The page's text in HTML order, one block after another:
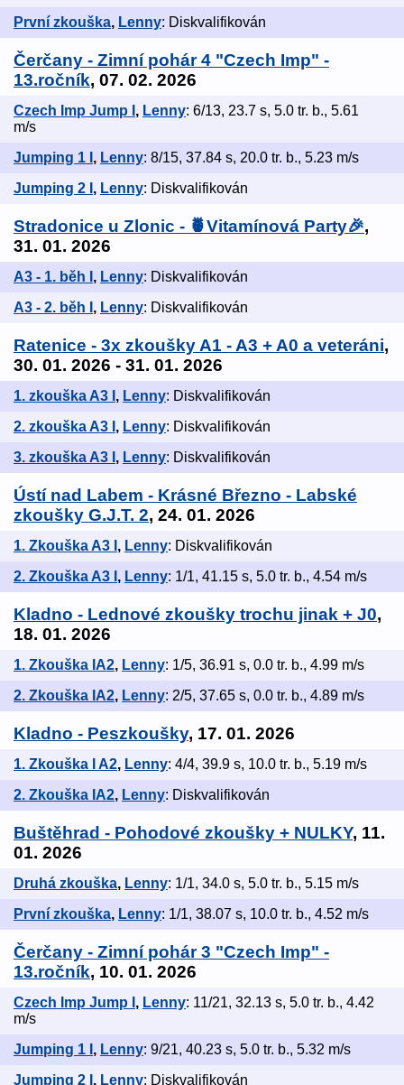
První zkouška, Lenny: Diskvalifikován
Čerčany - Zimní pohár 4 "Czech Imp" -
13.ročník, 07. 02. 2026
Czech Imp Jump I , Lenny: 6/13, 23.7 s, 5.0 tr. b., 5.61
m/s
Jumping 1 I , Lenny: 8/15, 37.84 s, 20.0 tr. b., 5.23 m/s
Jumping 2 I , Lenny: Diskvalifikován
Stradonice u Zlonic - 🍍Vitamínová Party🎉,
31. 01. 2026
A3 - 1. běh I , Lenny: Diskvalifikován
A3 - 2. běh I , Lenny: Diskvalifikován
Ratenice - 3x zkoušky A1 - A3 + A0 a veteráni,
30. 01. 2026 - 31. 01. 2026
1. zkouška A3 I , Lenny: Diskvalifikován
2. zkouška A3 I , Lenny: Diskvalifikován
3. zkouška A3 I , Lenny: Diskvalifikován
Ústí nad Labem - Krásné Březno - Labské
zkoušky G.J.T. 2, 24. 01. 2026
1. Zkouška A3 I , Lenny: Diskvalifikován
2. Zkouška A3 I , Lenny: 1/1, 41.15 s, 5.0 tr. b., 4.54 m/s
Kladno - Lednové zkoušky trochu jinak + J0,
18. 01. 2026
1. Zkouška IA2, Lenny: 1/5, 36.91 s, 0.0 tr. b., 4.99 m/s
2. Zkouška IA2, Lenny: 2/5, 37.65 s, 0.0 tr. b., 4.89 m/s
Kladno - Peszkoušky, 17. 01. 2026
1. Zkouška I A2, Lenny: 4/4, 39.9 s, 10.0 tr. b., 5.19 m/s
2. Zkouška IA2, Lenny: Diskvalifikován
Buštěhrad - Pohodové zkoušky + NULKY, 11.
01. 2026
Druhá zkouška, Lenny: 1/1, 34.0 s, 5.0 tr. b., 5.15 m/s
První zkouška, Lenny: 1/1, 38.07 s, 10.0 tr. b., 4.52 m/s
Čerčany - Zimní pohár 3 "Czech Imp" -
13.ročník, 10. 01. 2026
Czech Imp Jump I , Lenny: 11/21, 32.13 s, 5.0 tr. b., 4.42
m/s
Jumping 1 I , Lenny: 9/21, 40.23 s, 5.0 tr. b., 5.32 m/s
Jumping 2 I , Lenny: Diskvalifikován